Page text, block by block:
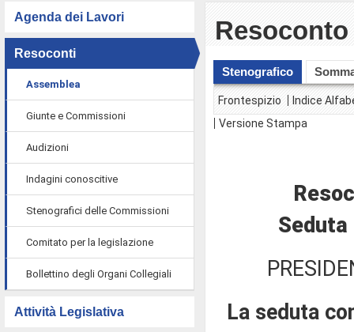
Agenda dei Lavori
Resoconti
Assemblea
Giunte e Commissioni
Audizioni
Indagini conoscitive
Stenografici delle Commissioni
Comitato per la legislazione
Bollettino degli Organi Collegiali
Attività Legislativa
Stenografico
Frontespizio
Indice
Versione Stampa
La seduta